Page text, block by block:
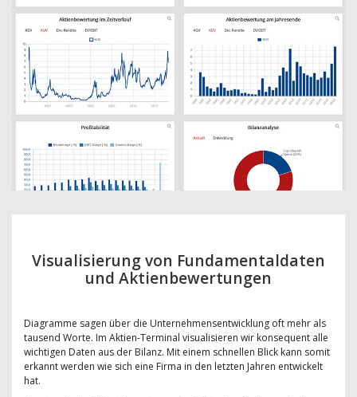
Visualisierung von Fundamentaldaten
und Aktienbewertungen
Diagramme sagen über die Unternehmensentwicklung oft mehr als
tausend Worte. Im Aktien-Terminal visualisieren wir konsequent alle
wichtigen Daten aus der Bilanz. Mit einem schnellen Blick kann somit
erkannt werden wie sich eine Firma in den letzten Jahren entwickelt
hat.